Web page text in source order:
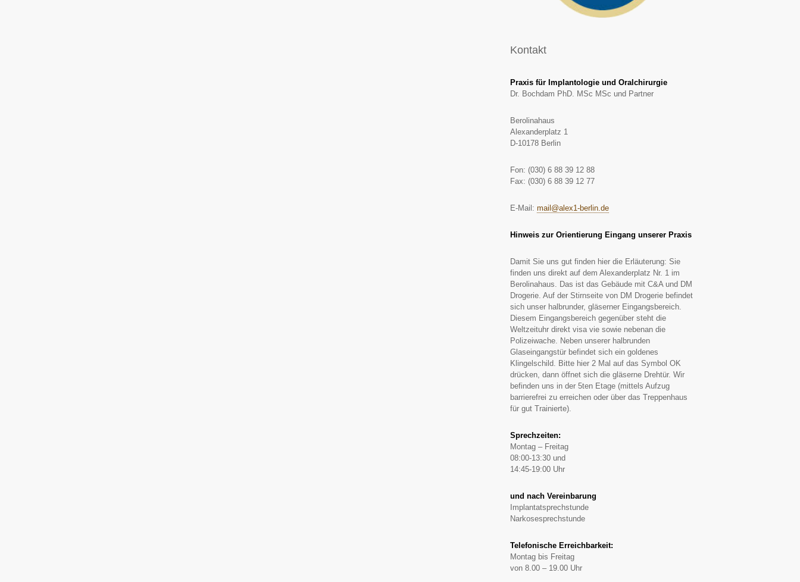
Kontakt
Praxis für Implantologie und Oralchirurgie
Dr. Bochdam PhD. MSc MSc und Partner
Berolinahaus
Alexanderplatz 1
D-10178 Berlin
Fon: (030) 6 88 39 12 88
Fax: (030) 6 88 39 12 77
E-Mail: mail@alex1-berlin.de
Hinweis zur Orientierung Eingang unserer Praxis
Damit Sie uns gut finden hier die Erläuterung: Sie
finden uns direkt auf dem Alexanderplatz Nr. 1 im
Berolinahaus. Das ist das Gebäude mit C&A und DM
Drogerie. Auf der Stirnseite von DM Drogerie befindet
sich unser halbrunder, gläserner Eingangsbereich.
Diesem Eingangsbereich gegenüber steht die
Weltzeituhr direkt visa vie sowie nebenan die
Polizeiwache. Neben unserer halbrunden
Glaseingangstür befindet sich ein goldenes
Klingelschild. Bitte hier 2 Mal auf das Symbol OK
drücken, dann öffnet sich die gläserne Drehtür. Wir
befinden uns in der 5ten Etage (mittels Aufzug
barrierefrei zu erreichen oder über das Treppenhaus
für gut Trainierte).
Sprechzeiten:
Montag – Freitag
08:00-13:30 und
14:45-19:00 Uhr
und nach Vereinbarung
Implantatsprechstunde
Narkosesprechstunde
Telefonische Erreichbarkeit:
Montag bis Freitag
von 8.00 – 19.00 Uhr